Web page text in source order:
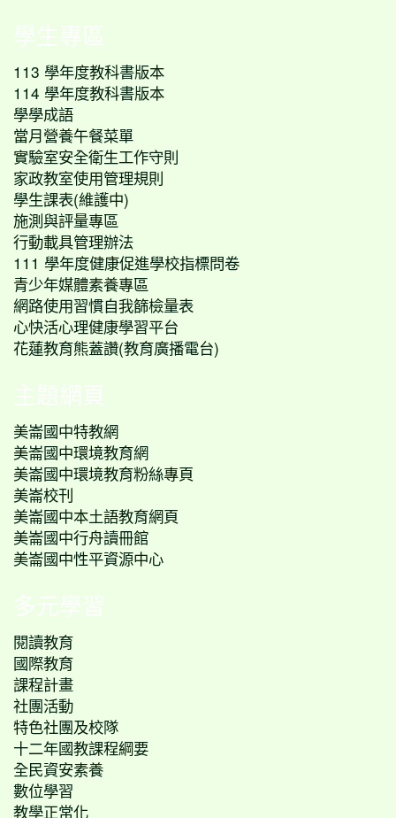
學生專區
113 學年度教科書版本
114 學年度教科書版本
學學成語
當月營養午餐菜單
實驗室安全衛生工作守則
家政教室使用管理規則
學生課表(維護中)
施測與評量專區
行動載具管理辦法
111 學年度健康促進學校指標問卷
青少年媒體素養專區
網路使用習慣自我篩檢量表
心快活心理健康學習平台
花蓮教育熊蓋讚(教育廣播電台)
主題網頁
美崙國中特教網
美崙國中環境教育網
美崙國中環境教育粉絲專頁
美崙校刊
美崙國中本土語教育網頁
美崙國中行舟讀冊館
美崙國中性平資源中心
多元學習
閱讀教育
國際教育
課程計畫
社團活動
特色社團及校隊
十二年國教課程綱要
全民資安素養
數位學習
教學正常化